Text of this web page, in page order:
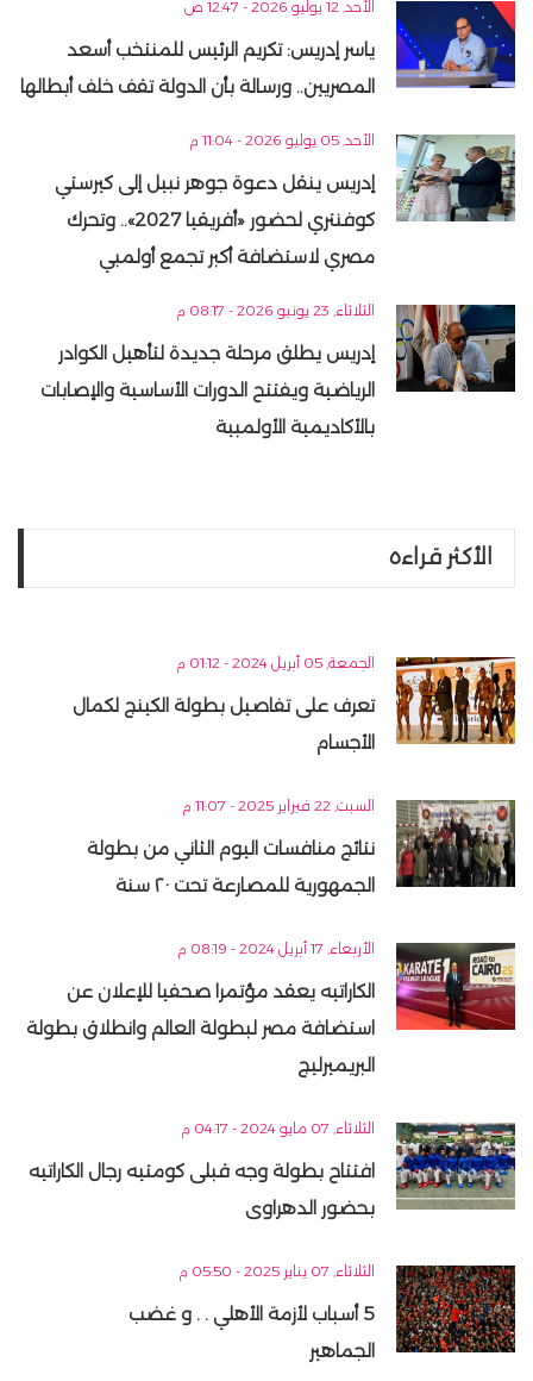
الأحد, 12 يوليو 2026 - 12:47 ص
ياسر إدريس: تكريم الرئيس للمنتخب أسعد
المصريين.. ورسالة بأن الدولة تقف خلف أبطالها
الأحد, 05 يوليو 2026 - 11:04 م
إدريس ينقل دعوة جوهر نبيل إلى كيرستي
كوفنتري لحضور «أفريقيا 2027».. وتحرك
مصري لاستضافة أكبر تجمع أولمبي
الثلاثاء, 23 يونيو 2026 - 08:17 م
إدريس يطلق مرحلة جديدة لتأهيل الكوادر
الرياضية ويفتتح الدورات الأساسية والإصابات
بالأكاديمية الأولمبية
الأكثر قراءه
الجمعة, 05 أبريل 2024 - 01:12 م
تعرف على تفاصيل بطولة الكينج لكمال
الأجسام
السبت, 22 فبراير 2025 - 11:07 م
نتائج منافسات اليوم الثاني من بطولة
الجمهورية للمصارعة تحت ٢٠ سنة
الأربعاء, 17 أبريل 2024 - 08:19 م
الكاراتيه يعقد مؤتمرا صحفيا للإعلان عن
استضافة مصر لبطولة العالم وانطلاق بطولة
البريميرليج
الثلاثاء, 07 مايو 2024 - 04:17 م
افتتاح بطولة وجه قبلى كومتيه رجال الكاراتيه
بحضور الدهراوى
الثلاثاء, 07 يناير 2025 - 05:50 م
5 أسباب لأزمة الأهلي . . و غضب
الجماهير